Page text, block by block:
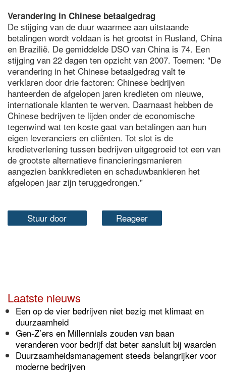
Verandering in Chinese betaalgedrag
De stijging van de duur waarmee aan uitstaande
betalingen wordt voldaan is het grootst in Rusland, China
en Brazilië. De gemiddelde DSO van China is 74. Een
stijging van 22 dagen ten opzicht van 2007. Toemen: "De
verandering in het Chinese betaalgedrag valt te
verklaren door drie factoren: Chinese bedrijven
hanteerden de afgelopen jaren kredieten om nieuwe,
internationale klanten te werven. Daarnaast hebben de
Chinese bedrijven te lijden onder de economische
tegenwind wat ten koste gaat van betalingen aan hun
eigen leveranciers en cliënten. Tot slot is de
kredietverlening tussen bedrijven uitgegroeid tot een van
de grootste alternatieve financieringsmanieren
aangezien bankkredieten en schaduwbankieren het
afgelopen jaar zijn teruggedrongen."
Stuur door Reageer
Laatste nieuws
Een op de vier bedrijven niet bezig met klimaat en
duurzaamheid
Gen-Z’ers en Millennials zouden van baan
veranderen voor bedrijf dat beter aansluit bij waarden
Duurzaamheidsmanagement steeds belangrijker voor
moderne bedrijven